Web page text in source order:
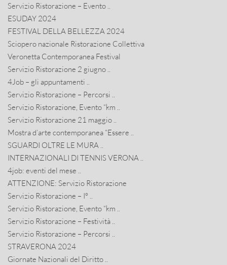
Servizio Ristorazione – Evento ..
ESUDAY 2024
FESTIVAL DELLA BELLEZZA 2024
Sciopero nazionale Ristorazione Collettiva
Veronetta Contemporanea Festival
Servizio Ristorazione 2 giugno ..
4Job – gli appuntamenti ..
Servizio Ristorazione – Percorsi ..
Servizio Ristorazione, Evento “km ..
Servizio Ristorazione 21 maggio ..
Mostra d’arte contemporanea “Essere ..
SGUARDI OLTRE LE MURA ..
INTERNAZIONALI DI TENNIS VERONA ..
4job: eventi del mese ..
ATTENZIONE: Servizio Ristorazione
Servizio Ristorazione – I° ..
Servizio Ristorazione, Evento “km ..
Servizio Ristorazione – Festività ..
Servizio Ristorazione – Percorsi ..
STRAVERONA 2024
Giornate Nazionali del Diritto ..